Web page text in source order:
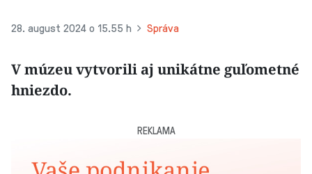
28. august 2024 o 15.55 h Správa
V múzeu vytvorili aj unikátne guľometné
hniezdo.
REKLAMA